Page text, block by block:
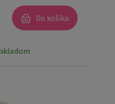
Do košíka
skladom